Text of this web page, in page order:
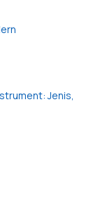
Jenis,